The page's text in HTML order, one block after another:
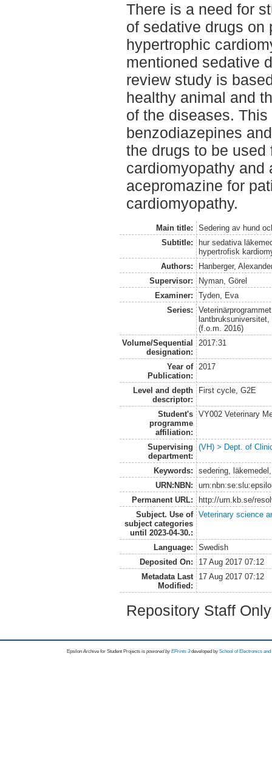
There is a need for
of sedative drugs on
hypertrophic
mentioned sedative
review study is
healthy animal and
of the diseases.
benzodiazepines
the drugs to be
cardiomyopathy and
acepromazine for
cardiomyopathy.
Main title:
Sedering av hund
Subtitle:
hur sedativa
hypertrofisk
Authors:
Hanberger,
Supervisor:
Nyman, Görel
Examiner:
Tyden, Eva
Series:
(f.o.m. 2016)
Volume/Sequential
designation:
2017:31
Year of
Publication:
2017
Level and depth
descriptor:
First cycle, G2E
Student's
programme
affiliation:
VY002 Veterinary
Supervising
department:
(VH) > Dept. of
Keywords:
sedering,
URN:NBN:
Permanent URL:
http://urn.kb.se/
Subject. Use of
subject categories
until 2023-04-30.:
Veterinary science
Language:
Swedish
Deposited On:
17 Aug 2017 07:12
Metadata Last
Modified:
17 Aug 2017 07:12
Repository Staff
Epsilon Archive for Student Projects is powored byEPrints 3 developed by School of Electronics